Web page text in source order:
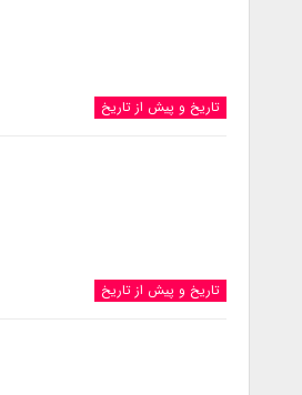
تاریخ و پیش از تاریخ
تاریخ و پیش از تاریخ